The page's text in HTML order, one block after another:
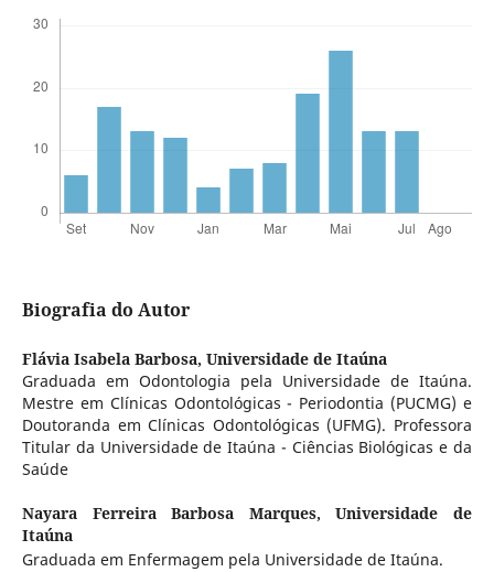
Biografia do Autor
Flávia Isabela Barbosa, Universidade de Itaúna
Graduada em Odontologia pela Universidade de Itaúna.
Mestre em Clínicas Odontológicas - Periodontia (PUCMG) e
Doutoranda em Clínicas Odontológicas (UFMG). Professora
Titular da Universidade de Itaúna - Ciências Biológicas e da
Saúde
Nayara Ferreira Barbosa Marques,Universidade de
Itaúna
Graduada em Enfermagem pela Universidade de Itaúna.